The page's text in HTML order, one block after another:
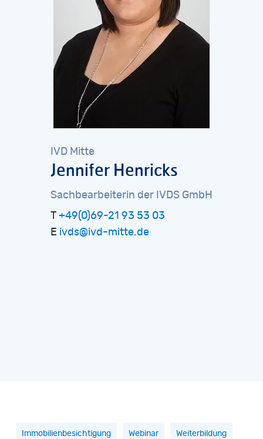
IVD Mitte
Jennifer Henricks
Sachbearbeiterin der IVDS GmbH
+49(0)69-21 93 53 03
E ivds@ivd-mitte.de
Immobilienbesichtigung Webinar Weiterbildung